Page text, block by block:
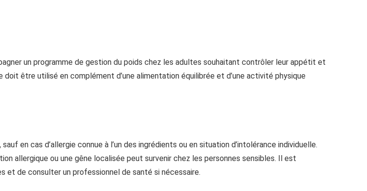
un programme de gestion du poids chez les adultes souhaitant contrôler leur appétit et
être utilisé en complément d’une alimentation équilibrée et d’une activité physique
en cas d’allergie connue à l’un des ingrédients ou en situation d’intolérance individuelle.
allergique ou une gêne localisée peut survenir chez les personnes sensibles. Il est
et de consulter un professionnel de santé si nécessaire.